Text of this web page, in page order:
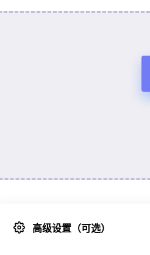
高级设置（可选）